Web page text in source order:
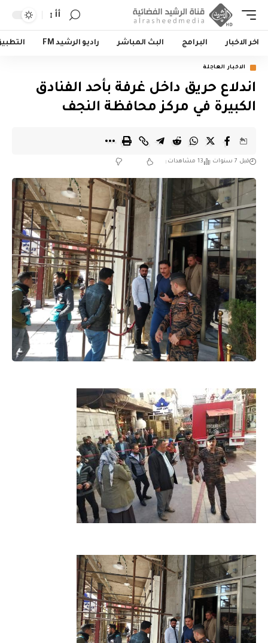
أأ
اخر الاخبار البرامج البث المباشر راديو الرشيد FM
الاخبار العاجلة
اندلاع حريق داخل غرفة بأحد الفنادق
الكبيرة في مركز محافظة النجف
قبل 7 سنوات 13 مشاهدات